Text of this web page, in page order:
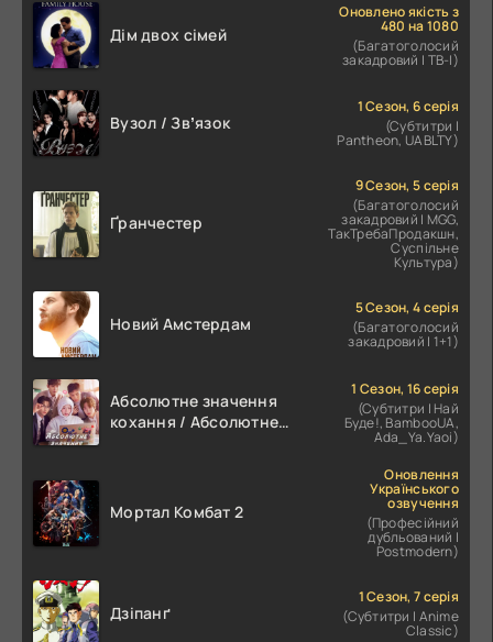
Дім двох сімей
Оновлено якість з
480 на 1080
(Багатоголосий
закадровий | ТВ-І)
Вузол / Звʼязок
1 Сезон, 6 серія
(Субтитри |
Pantheon, UABLTY)
Ґранчестер
9 Сезон, 5 серія
(Багатоголосий
закадровий | MGG,
ТакТребаПродакшн,
Суспільне
Культура)
Новий Амстердам
5 Сезон, 4 серія
(Багатоголосий
закадровий | 1+1)
Абсолютне значення
кохання / Абсолютне
1 Сезон, 16 серія
(Субтитри | Най
Буде!, BambooUA,
Ada_Ya.Yaoi)
Мортал Комбат 2
Оновлення
Українського
озвучення
(Професійний
дубльований |
Postmodern)
Дзіпанґ
1 Сезон, 7 серія
(Субтитри | Anime
Classic)